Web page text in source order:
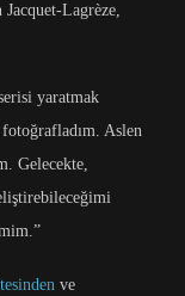
Lagrèze,
yaratmak
Aslen
Gelecekte,
ve